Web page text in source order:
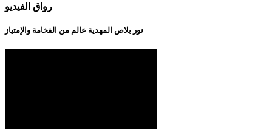
رواق الفيديو
نور بلاص المهدية عالم من الفخامة والإمتياز